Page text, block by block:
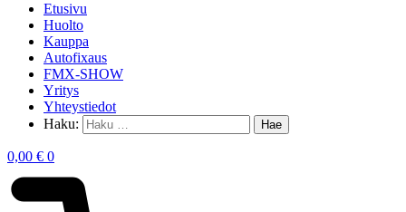
Etusivu
Huolto
Kauppa
Autofixaus
FMX-SHOW
Yritys
Yhteystiedot
Haku:
0,00 € 0